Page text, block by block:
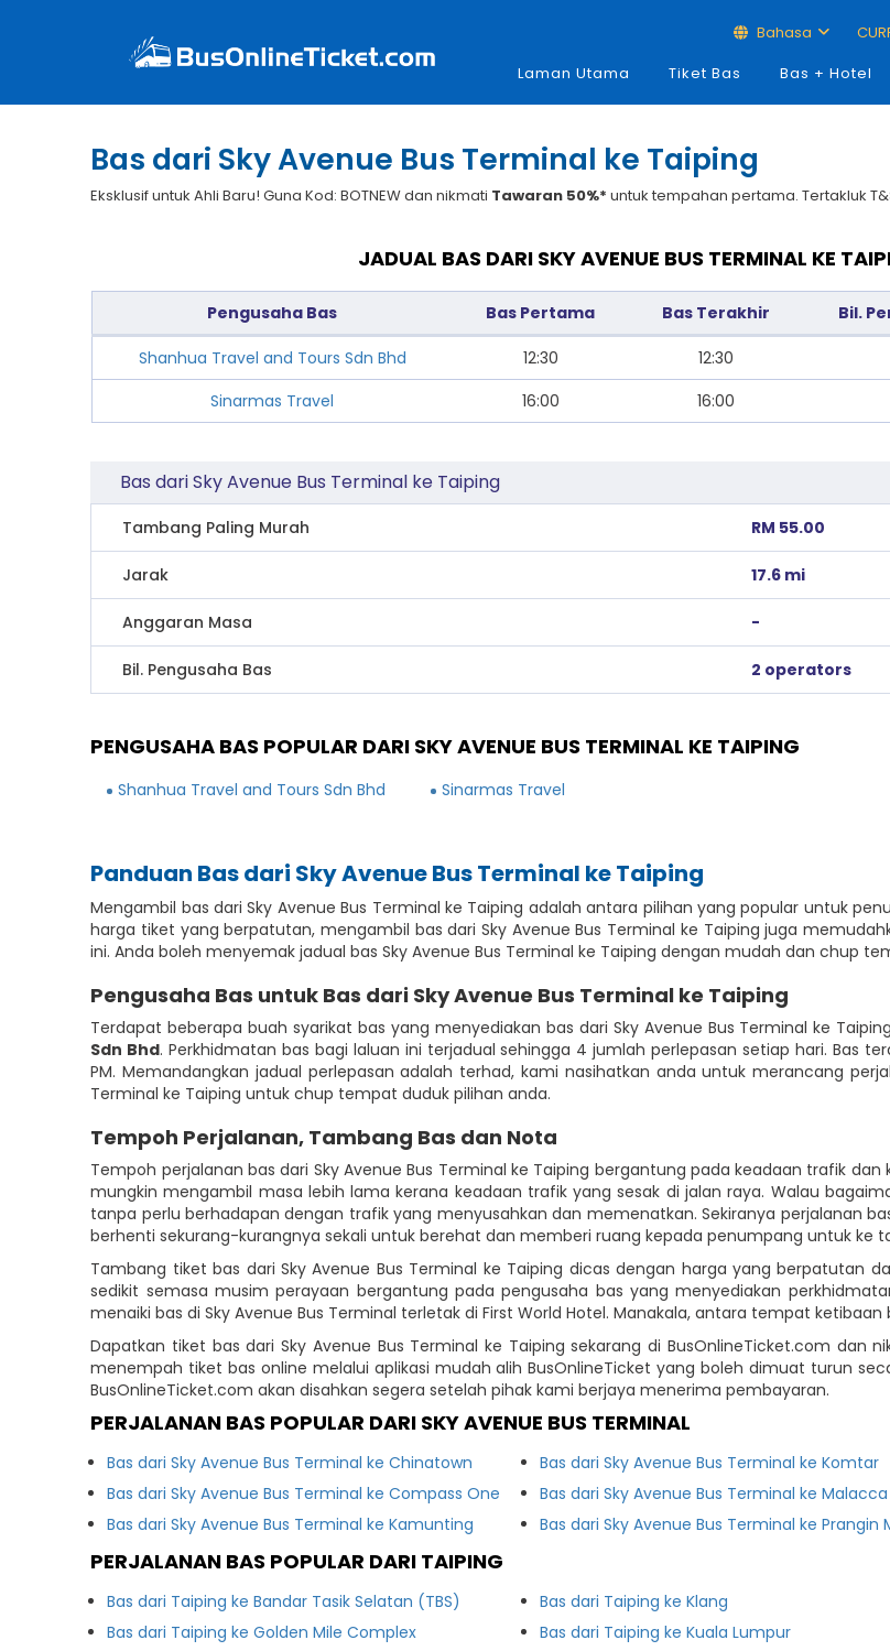
Bahasa
Laman Utama
Tiket Bas Bas + Hotel
Bas dari Sky Avenue Bus Terminal ke Taiping
Eksklusif untuk Ahli Baru! Guna Kod: BOTNEW dan nikmati Tawaran 50%* untuk tempahan pertama. Tertakluk
JADUAL BAS DARI SKY AVENUE BUS TERMINAL KE
Pengusaha Bas Bas Pertama Bas Terakhir Bil.
Shanhua Travel and Tours Sdn Bhd 12:30 12:30
Sinarmas Travel
16:00 16:00
Bas dari Sky Avenue Bus Terminal ke Taiping
Tambang Paling Murah RM 55.00
Jarak 17.6 mi
Anggaran Masa -
Bil. Pengusaha Bas 2 operators
PENGUSAHA BAS POPULAR DARI SKY AVENUE BUS TERMINAL KE TAIPING
Shanhua Travel and Tours Sdn Bhd Sinarmas Travel
Panduan Bas dari Sky Avenue Bus Terminal ke Taiping
Mengambil bas dari Sky Avenue Bus Terminal ke Taiping adalah antara pilihan yang popular untuk
harga tiket yang berpatutan, mengambil bas dari Sky Avenue Bus Terminal ke Taiping juga
ini. Anda boleh menyemak jadual bas Sky Avenue Bus Terminal ke Taiping dengan mudah dan chup
Pengusaha Bas untuk Bas dari Sky Avenue Bus Terminal ke Taiping
Terdapat beberapa buah syarikat bas yang menyediakan bas dari Sky Avenue Bus Terminal ke
Sdn Bhd. Perkhidmatan bas bagi laluan ini terjadual sehingga 4 jumlah perlepasan setiap hari. Bas
PM. Memandangkan jadual perlepasan adalah terhad, kami nasihatkan anda untuk merancang
Terminal ke Taiping untuk chup tempat duduk pilihan anda.
Tempoh Perjalanan, Tambang Bas dan Nota
Tempoh perjalanan bas dari Sky Avenue Bus Terminal ke Taiping bergantung pada keadaan trafik
mungkin mengambil masa lebih lama kerana keadaan trafik yang sesak di jalan raya. Walau
tanpa perlu berhadapan dengan trafik yang menyusahkan dan memenatkan. Sekiranya perjalanan
berhenti sekurang-kurangnya sekali untuk berehat dan memberi ruang kepada penumpang untuk ke
Tambang tiket bas dari Sky Avenue Bus Terminal ke Taiping dicas dengan harga yang berpatutan
sedikit semasa musim perayaan bergantung pada pengusaha bas yang menyediakan
menaiki bas di Sky Avenue Bus Terminal terletak di First World Hotel. Manakala, antara tempat
Dapatkan tiket bas dari Sky Avenue Bus Terminal ke Taiping sekarang di BusOnlineTicket.com
menempah tiket bas online melalui aplikasi mudah alih BusOnlineTicket yang boleh dimuat turun
BusOnlineTicket.com akan disahkan segera setelah pihak kami berjaya menerima pembayaran.
PERJALANAN BAS POPULAR DARI SKY AVENUE BUS TERMINAL
Bas dari Sky Avenue Bus Terminal ke Chinatown
Bas dari Sky Avenue Bus Terminal ke Compass One
Bas dari Sky Avenue Bus Terminal ke Kamunting
Bas dari Sky Avenue Bus Terminal ke Komtar
Bas dari Sky Avenue Bus Terminal ke Malacca
Bas dari Sky Avenue Bus Terminal ke Prangin
PERJALANAN BAS POPULAR DARI TAIPING
Bas dari Taiping ke Bandar Tasik Selatan (TBS)
Bas dari Taiping ke Golden Mile Complex
Bas dari Taiping ke Klang
Bas dari Taiping ke Kuala Lumpur